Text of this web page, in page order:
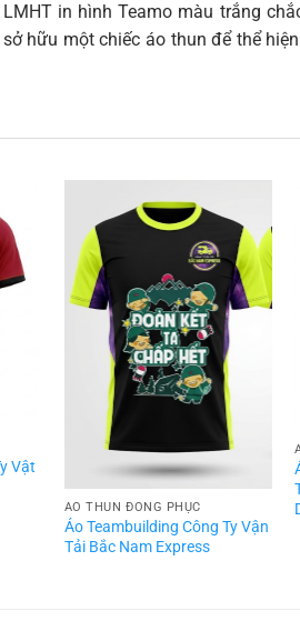
in hình Teamo màu trắng
hữu một chiếc áo thun để thể
Vật
ÁO THUN ĐỒNG PHỤC
Áo Teambuilding Công Ty Vận
Tải Bắc Nam Express